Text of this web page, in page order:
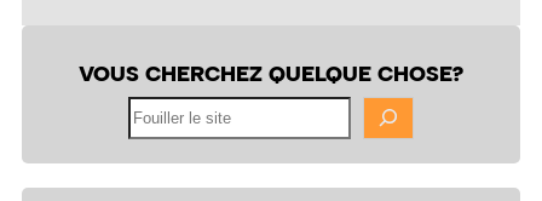
VOUS CHERCHEZ QUELQUE CHOSE?